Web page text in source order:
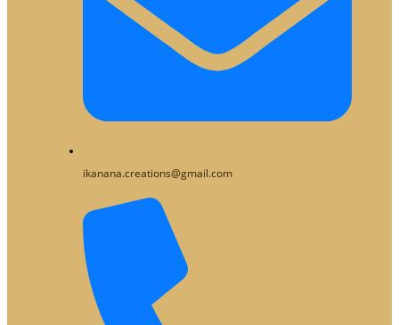
ikanana.creations@gmail.com